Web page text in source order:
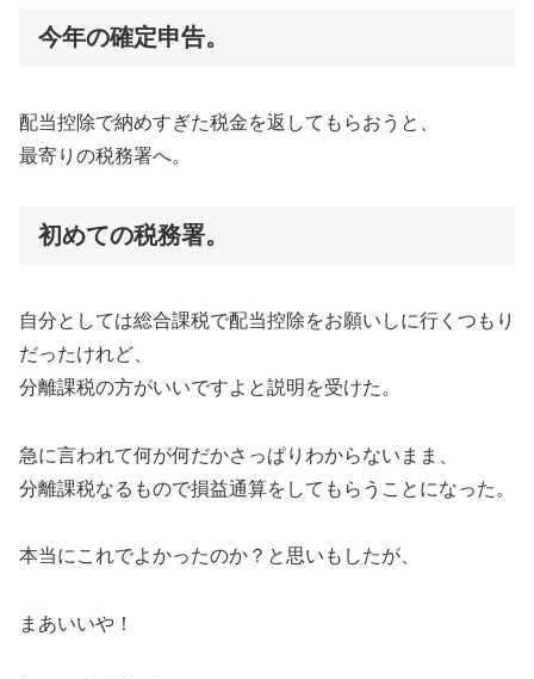
今年の確定申告。
配当控除で納めすぎた税金を返してもらおうと、
最寄りの税務署へ。
初めての税務署。
自分としては総合課税で配当控除をお願いしに行くつもり
だったけれど、
分離課税の方がいいですよと説明を受けた。
急に言われて何が何だかさっぱりわからないまま、
分離課税なるもので損益通算をしてもらうことになった。
本当にこれでよかったのか？と思いもしたが、
まあいいや！